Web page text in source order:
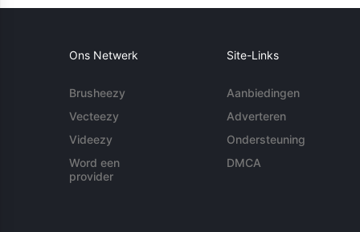
Ons Netwerk
Brusheezy
Vecteezy
Videezy
Word een
provider
Site-Links
Aanbiedingen
Adverteren
Ondersteuning
DMCA